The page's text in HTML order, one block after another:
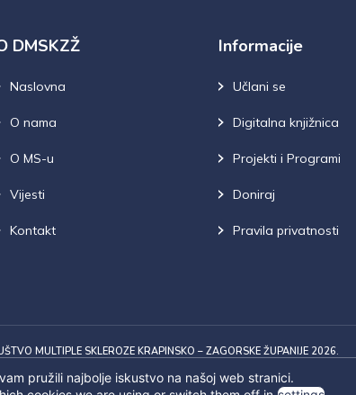
DMSKZŽ
Naslovna
O nama
O MS-u
Vijesti
Kontakt
Informacije
Učlani se
Digitalna knjižnica
Projekti i Programi
Doniraj
Pravila privatnosti
MULTIPLE SKLEROZE KRAPINSKO – ZAGORSKE ŽUPANIJE 2026.
pružili najbolje iskustvo na našoj web stranici.